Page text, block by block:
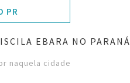
PR
EBARA NO PARANÁ
naquela cidade